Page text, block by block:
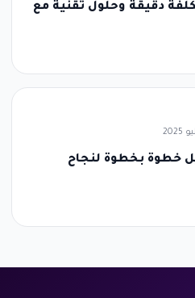
دقيقة وحلول تقنية مع
خطوة بخطوة لنجاح